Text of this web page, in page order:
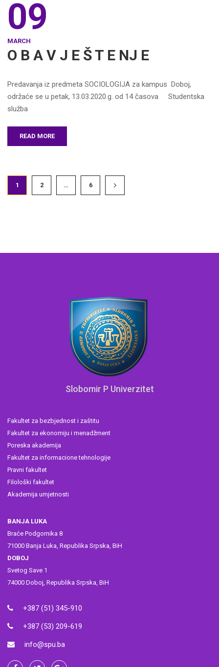
09
MARCH
O B A V J E Š T E NJ E
Predavanja iz predmeta SOCIOLOGIJA za kampus Doboj,
održaće se u petak, 13.03.2020.g. od 14 časova Studentska
služba
READ MORE
1 2 … 6
Slobomir P Univerzitet
Fakultet za bezbjednost i zaštitu
Fakultet za ekonomiju i menadžment
Poreska akademija
Fakultet za informacione tehnologije
Pravni fakultet
Filološki fakultet
Akademija umjetnosti
BANJA LUKA
Braće Podgornika 8
71000 Banja Luka, Republika Srpska, BiH
DOBOJ
Svetog Save 1
74000 Doboj, Republika Srpska, BiH
+387 (51) 345-910
+387 (53) 209-619
info@spu.ba